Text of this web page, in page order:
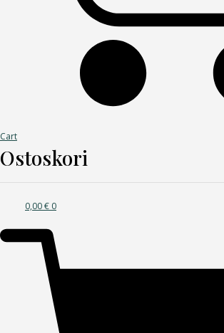
Cart
Ostoskori
0,00€ 0